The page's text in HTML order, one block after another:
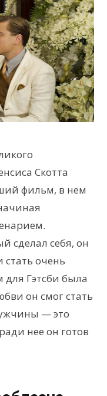
Скотта
фильм, в нем
сделал себя, он
очень
Гэтсби была
он смог стать
— это
нее он готов